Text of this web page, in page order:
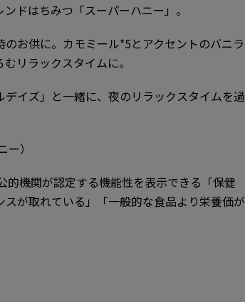
ドはちみつ「スーパーハニー」。
お供に。カモミール*5とアクセントのバニラ
リラックスタイムに。
イズ」と一緒に、夜のリラックスタイムを過
）
機関が認定する機能性を表示できる「保健
が取れている」「一般的な食品より栄養価が